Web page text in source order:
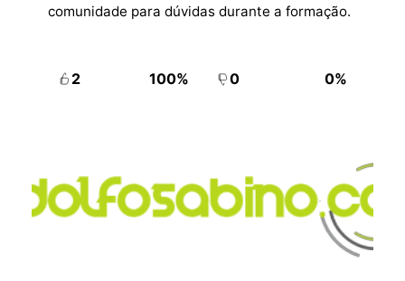
comunidade para dúvidas durante a formação.
2 100% 0 0%